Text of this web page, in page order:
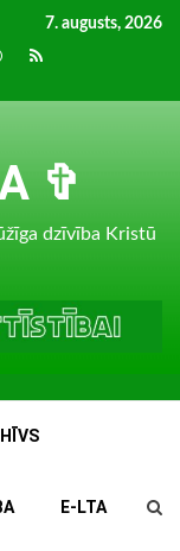
7. augusts, 2026
RSS
✞
dzīvība Kristū
E-LTA